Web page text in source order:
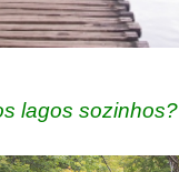
lagos sozinhos?